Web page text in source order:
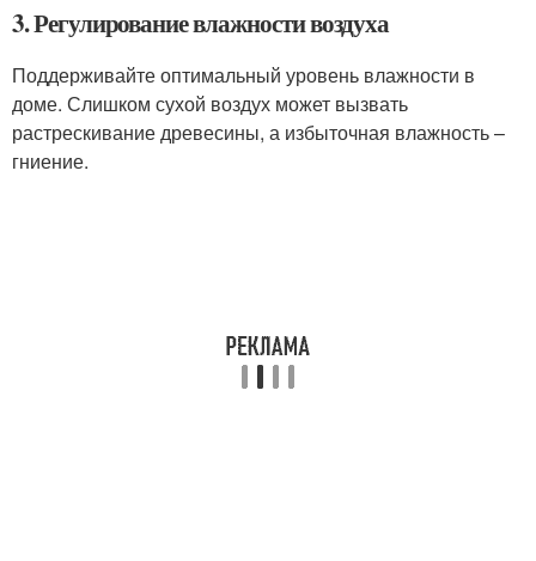
3. Регулирование влажности воздуха
Поддерживайте оптимальный уровень влажности в
доме. Слишком сухой воздух может вызвать
растрескивание древесины, а избыточная влажность –
гниение.